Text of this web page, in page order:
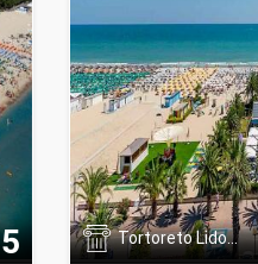
Tortoreto Lido...